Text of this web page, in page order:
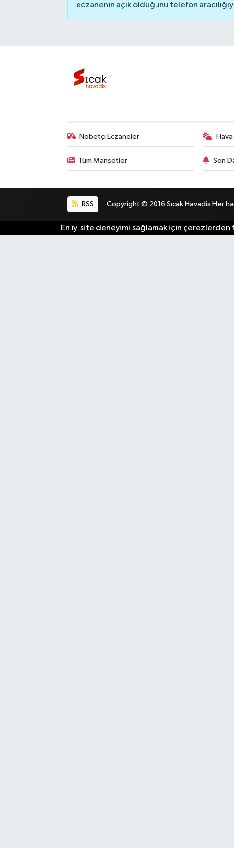
eczanenin açık olduğunu telefon
Nöbetçi Eczaneler Hava
Tüm Manşetler Son
RSS Copyright © 2016 Sıcak Havadis Her
En iyi site deneyimi sağlamak için çerezlerden